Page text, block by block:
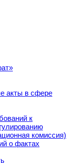
акты в сфере
к
комиссия)
о фактах